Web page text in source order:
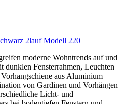
2lauf Modell 220
moderne Wohntrends auf und
dunklen Fensterrahmen, Leuchten
aus Aluminium
von Gardinen und Vorhängen
Licht- und